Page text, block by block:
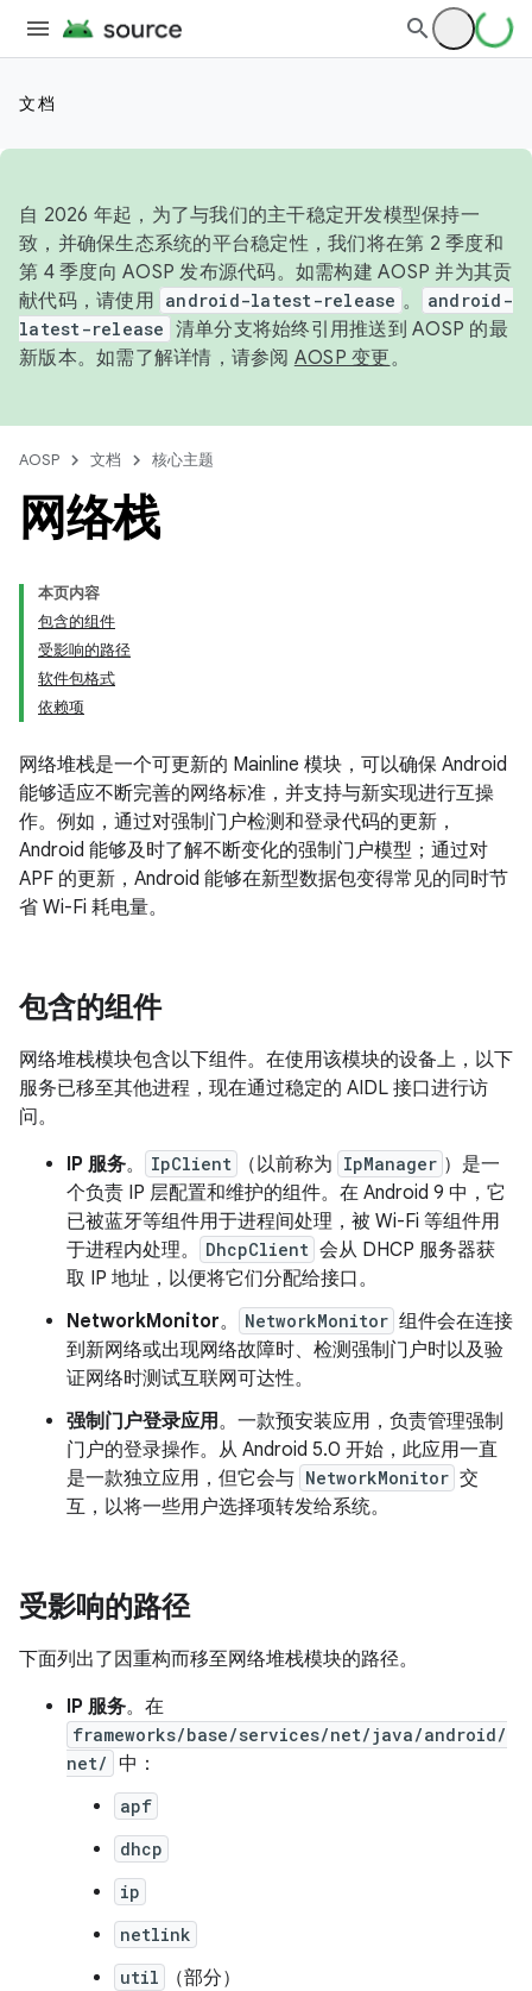
文档
自 2026 年起，为了与我们的主干稳定开发模型保持一
致，并确保生态系统的平台稳定性，我们将在第 2 季度和
第 4 季度向 AOSP 发布源代码。如需构建 AOSP 并为其贡
献代码，请使用 android-latest-release 。
android-
latest-release 清单分支将始终引用推送到 AOSP 的最
新版本。如需了解详情，请参阅 AOSP 变更。
AOSP 文档 核心主题
网络栈
本页内容
包含的组件
受影响的路径
软件包格式
依赖项
网络堆栈是一个可更新的 Mainline 模块，可以确保 Android
能够适应不断完善的网络标准，并支持与新实现进行互操
作。例如，通过对强制门户检测和登录代码的更新，
Android 能够及时了解不断变化的强制门户模型；通过对
APF 的更新，Android 能够在新型数据包变得常见的同时节
省 Wi-Fi 耗电量。
包含的组件
网络堆栈模块包含以下组件。在使用该模块的设备上，以下
服务已移至其他进程，现在通过稳定的 AIDL 接口进行访
问。
IP 服务。 IpClient （以前称为 IpManager ）是一
个负责 IP 层配置和维护的组件。在 Android 9 中，它
已被蓝牙等组件用于进程间处理，被 Wi-Fi 等组件用
于进程内处理。
DhcpClient 会从 DHCP 服务器获
取 IP 地址，以便将它们分配给接口。
NetworkMonitor。 NetworkMonitor 组件会在连接
到新网络或出现网络故障时、检测强制门户时以及验
证网络时测试互联网可达性。
强制门户登录应用。一款预安装应用，负责管理强制
门户的登录操作。从 Android 5.0 开始，此应用一直
是一款独立应用，但它会与 NetworkMonitor 交
互，以将一些用户选择项转发给系统。
受影响的路径
下面列出了因重构而移至网络堆栈模块的路径。
IP 服务。在
frameworks/base/services/net/java/android/
net/ 中：
apf
dhcp
ip
netlink
util
（部分）